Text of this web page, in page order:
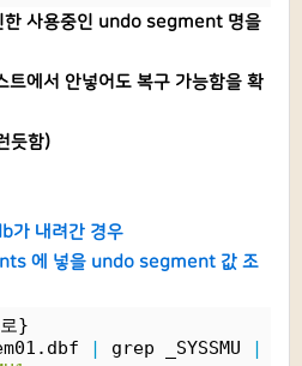
한 사용중인 undo segment 명을
트에서 안넣어도 복구 가능함을 확
듯함)
가 내려간 경우
에 넣을 undo segment 값 조
}
| grep _SYSSMU |